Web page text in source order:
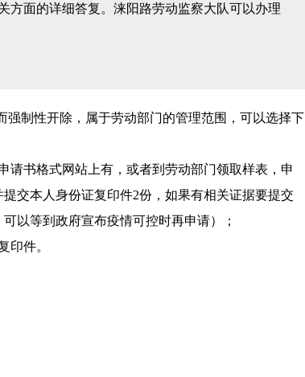
方面的详细答复。涞阳路劳动监察大队可以办理
制性开除，属于劳动部门的管理范围，可以选择下
请书格式网站上有，或者到劳动部门领取样表，申
交本人身份证复印件2份，如果有相关证据要提交
以等到政府宣布疫情可控时再申请）；
印件。